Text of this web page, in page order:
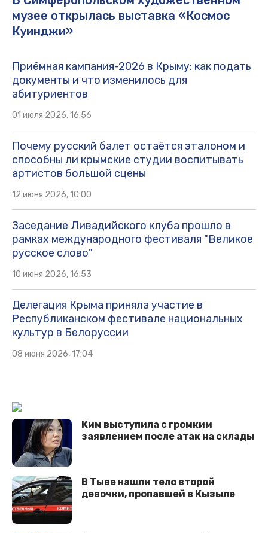
музее открылась выставка «Космос
Куинджи»
Приёмная кампания-2026 в Крыму: как подать
документы и что изменилось для
абитуриентов
01 июля 2026, 16:56
Почему русский балет остаётся эталоном и
способны ли крымские студии воспитывать
артистов большой сцены
12 июня 2026, 10:00
Заседание Ливадийского клуба прошло в
рамках международного фестиваля "Великое
русское слово"
10 июня 2026, 16:53
Делегация Крыма приняла участие в
Республиканском фестивале национальных
культур в Белоруссии
08 июня 2026, 17:04
Ким выступила с громким
заявлением после атак на склады
В Тыве нашли тело второй
девочки, пропавшей в Кызыле